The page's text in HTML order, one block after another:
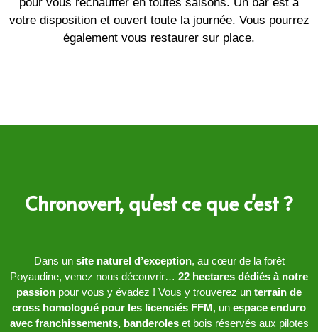
pour vous réchauffer en toutes saisons. Un bar est à
votre disposition et ouvert toute la journée. Vous pourrez
également vous restaurer sur place.
Chronovert, qu'est ce que c'est ?
Dans un site naturel d’exception, au cœur de la forêt
Poyaudine, venez nous découvrir… 22 hectares dédiés à notre
passion pour vous y évadez ! Vous y trouverez un terrain de
cross homologué pour les licenciés FFM , un espace enduro
avec franchissements, banderoleset bois réservés aux pilotes